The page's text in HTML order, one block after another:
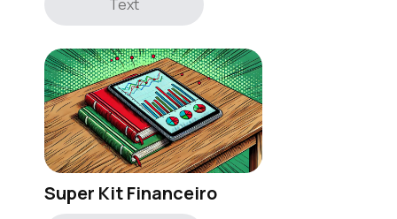
Text
Super Kit Financeiro